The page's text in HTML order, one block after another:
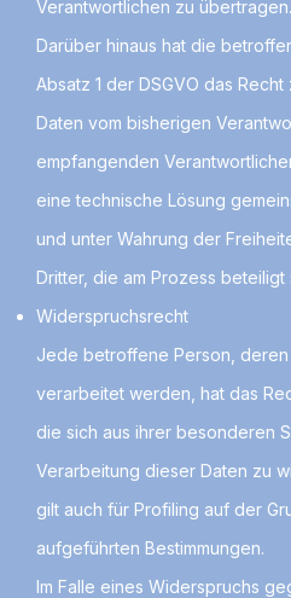
Verantwortlichen zu übertragen.
Darüber hinaus hat die
Absatz 1 der DSGVO das
Daten vom bisherigen
empfangenden
eine technische Lösung
und unter Wahrung der
Dritter, die am Prozess beteiligt
Widerspruchsrecht
Jede betroffene Person,
verarbeitet werden, hat das
die sich aus ihrer besonderen
Verarbeitung dieser Daten zu
gilt auch für Profiling auf der
aufgeführten Bestimmungen.
Im Falle eines Widerspruchs